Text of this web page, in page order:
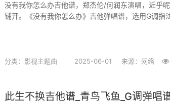
没有我你怎么办吉他谱，郑杰伦/何润东演唱，近乎
铺开。《没有我你怎么办》吉他弹唱谱，选用G调指
分类： 影视主题曲 2025-06-01 来源：网络
此生不换吉他谱_青鸟飞鱼_G调弹唱